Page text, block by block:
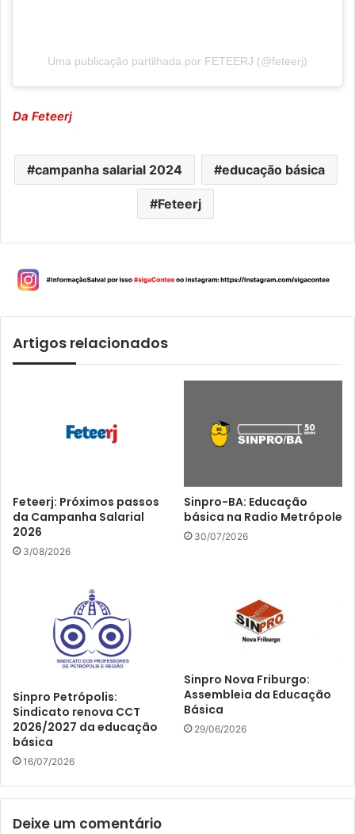
Uma publicação partilhada por FETEERJ (@feteerj)
Da Feteerj
campanha salarial 2024 educação básica
Feteerj
Artigos relacionados
Feteerj: Próximos passos
da Campanha Salarial
2026
3/08/2026
Sinpro-BA: Educação
básica na Radio Metrópole
30/07/2026
Sinpro Petrópolis:
Sindicato renova CCT
2026/2027 da educação
básica
16/07/2026
Sinpro Nova Friburgo:
Assembleia da Educação
Básica
29/06/2026
Deixe um comentário